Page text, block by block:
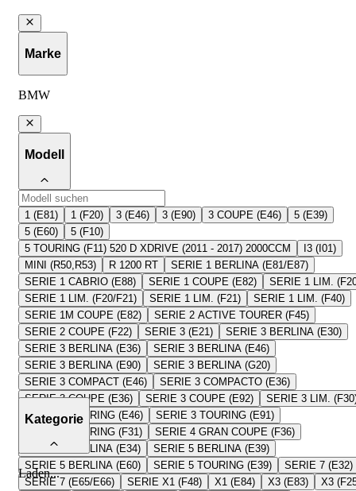
Marke
BMW
Modell
1 (E81) 1 (F20) 3 (E46) 3 (E90) 3 COUPE (E46)
5 (E39)
5 (E60)
5 (F10)
5 TOURING (F11) 520 D XDRIVE (2011 - 2017) 2000CCM
I3 (I01)
MINI (R50,R53)
R 1200 RT
SERIE 1 BERLINA (E81/E87)
SERIE 1 CABRIO (E88)
SERIE 1 COUPE (E82)
SERIE 1 LIM.
SERIE 1 LIM. (F20/F21)
SERIE 1 LIM. (F21)
SERIE 1 LIM. (F40)
SERIE 1M COUPE (E82)
SERIE 2 ACTIVE TOURER (F45)
SERIE 2 COUPE (F22)
SERIE 3 (E21)
SERIE 3 BERLINA (E30)
SERIE 3 BERLINA (E36)
SERIE 3 BERLINA (E46)
SERIE 3 BERLINA (E90)
SERIE 3 BERLINA (G20)
SERIE 3 COMPACT (E46)
SERIE 3 COMPACTO (E36)
SERIE 3 COUPE (E36)
SERIE 3 COUPE (E92)
SERIE 3 LIM.
SERIE 3 TOURING (E46)
SERIE 3 TOURING (E91)
SERIE 3 TOURING (F31)
SERIE 4 GRAN COUPE (F36)
SERIE 5 BERLINA (E34)
SERIE 5 BERLINA (E39)
SERIE 5 BERLINA (E60)
SERIE 5 TOURING (E39)
SERIE 7 (E32)
SERIE 7 (E65/E66)
SERIE X1 (F48) X1 (E84) X3 (E83)
X3
Kategorie
Laden...